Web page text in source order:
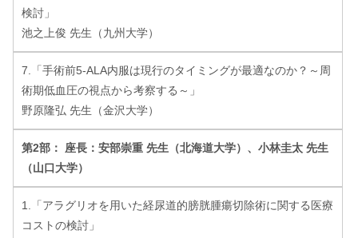
検討」
池之上俊 先生（九州大学）
7.「手術前5-ALA内服は現行のタイミングが最適なのか？～周
術期低血圧の視点から考察する～」
野原隆弘 先生（金沢大学）
第2部： 座長：安部崇重 先生（北海道大学）、小林圭太 先生
（山口大学）
1.「アラグリオを用いた経尿道的膀胱腫瘍切除術に関する医療
コストの検討」